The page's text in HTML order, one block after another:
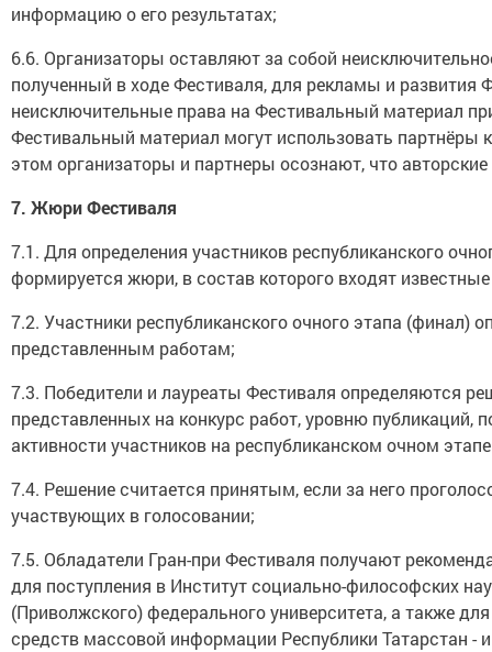
информацию о его результатах;
6.6. Организаторы оставляют за собой
полученный в ходе Фестиваля, для рекламы и развития
неисключительные права на Фестивальный материал
Фестивальный материал могут использовать партнёры
этом организаторы и партнеры осознают, что
7. Жюри Фестиваля
7.1. Для определения участников республиканского
формируется жюри, в состав которого входят
7.2. Участники республиканского очного этапа (финал)
представленным работам;
7.3. Победители и лауреаты Фестиваля определяются
представленных на конкурс работ, уровню публикаций,
активности участников на республиканском очном
7.4. Решение считается принятым, если за него
участвующих в голосовании;
7.5. Обладатели Гран-при Фестиваля получают
для поступления в Институт социально-философских
(Приволжского) федерального университета, а также
средств массовой информации Республики Татарстан